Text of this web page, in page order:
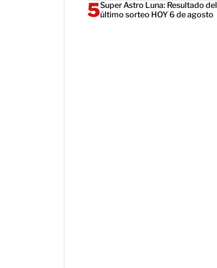
Super Astro Luna: Resultado del
último sorteo HOY 6 de agosto